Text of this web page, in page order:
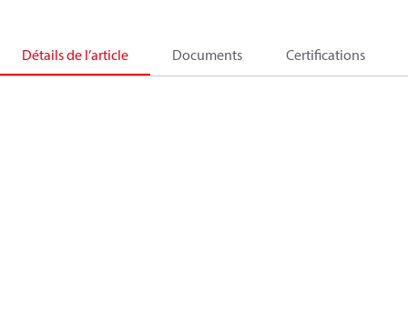
Détails de l’article Documents Certifications